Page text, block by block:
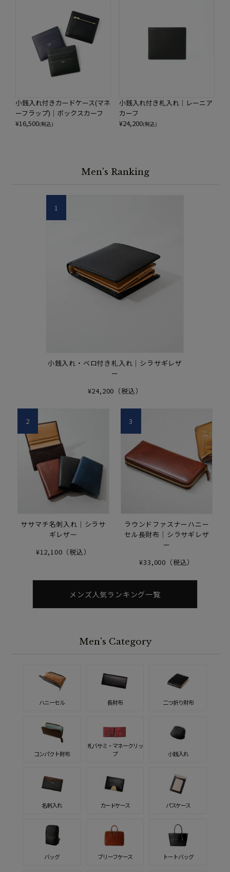
小銭入れ付きカードケース(マネ
ーフラップ)｜ボックスカーフ
¥16,500(税込)
小銭入れ付き札入れ｜レーニア
カーフ
¥24,200(税込)
Men's Ranking
小銭入れ・ベロ付き札入れ｜シラサギレザ
ー
¥24,200（税込）
1
ササマチ名刺入れ｜シラサ
ギレザー
¥12,100（税込）
2
ラウンドファスナーハニー
セル長財布｜シラサギレザ
ー
¥33,000（税込）
3
メンズ人気ランキング一覧
Men's Category
ハニーセル 長財布 二つ折り財布
コンパクト財布
札バサミ・マネークリッ
プ
小銭入れ
名刺入れ カードケース パスケース
バッグ ブリーフケース トートバッグ